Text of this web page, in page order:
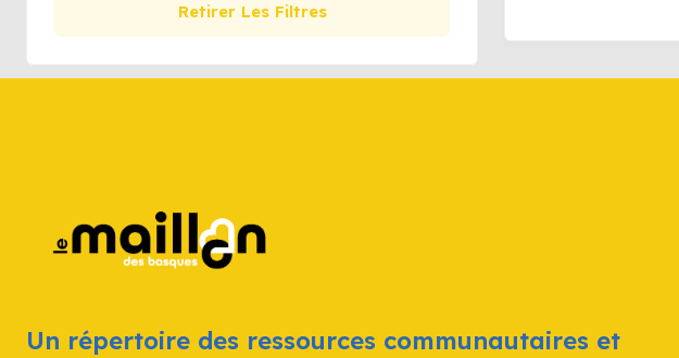
Retirer Les Filtres
Un répertoire des ressources communautaires et